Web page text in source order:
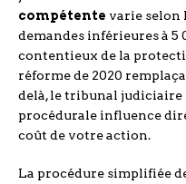
compétente varie selon
demandes inférieures à 5
contentieux de la
réforme de 2020
delà, le tribunal
procédurale influence
coût de votre action.
La procédure simplifiée